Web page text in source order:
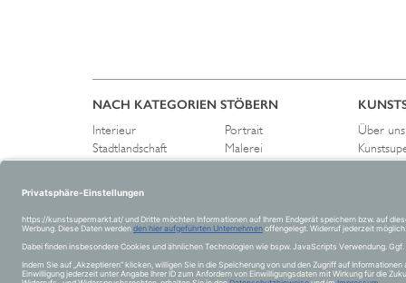
NACH KATEGORIEN STÖBERN
Interieur
Stadtlandschaft
Flora und Fauna
Landschaft
Abstrakt
Figurativ
Stillleben
Portrait
Malerei
Zeichnung
Collage
Über uns